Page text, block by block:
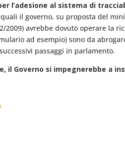
l’adesione al sistema di
il governo, su proposta del
2009) avrebbe dovuto operare la
ad esempio) sono da
passaggi in parlamento.
il Governo si impegnerebbe a